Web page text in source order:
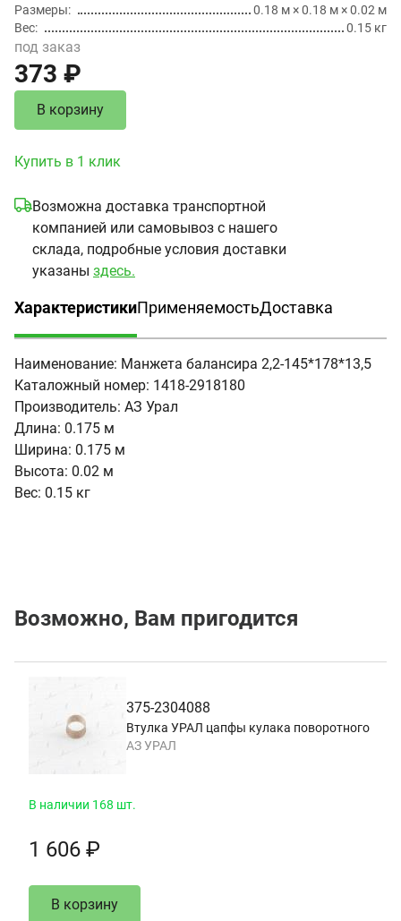
Размеры
0.18 м × 0.18 м × 0.02 м
Вес
0.15 кг
под заказ
373 ₽
В корзину
Купить в 1 клик
Возможна доставка транспортной
компанией или самовывоз с нашего
склада, подробные условия доставки
указаны здесь.
Характеристики
(активная вкладка)
ПрименяемостьДоставка
Наименование: Манжета балансира 2,2-145*178*13,5
Каталожный номер: 1418-2918180
Производитель: АЗ Урал
Длина: 0.175 м
Ширина: 0.175 м
Высота: 0.02 м
Вес: 0.15 кг
Возможно, Вам пригодится
375-2304088
Втулка УРАЛ цапфы кулака поворотного
АЗ УРАЛ
В наличии 168 шт.
1 606 ₽
В корзину